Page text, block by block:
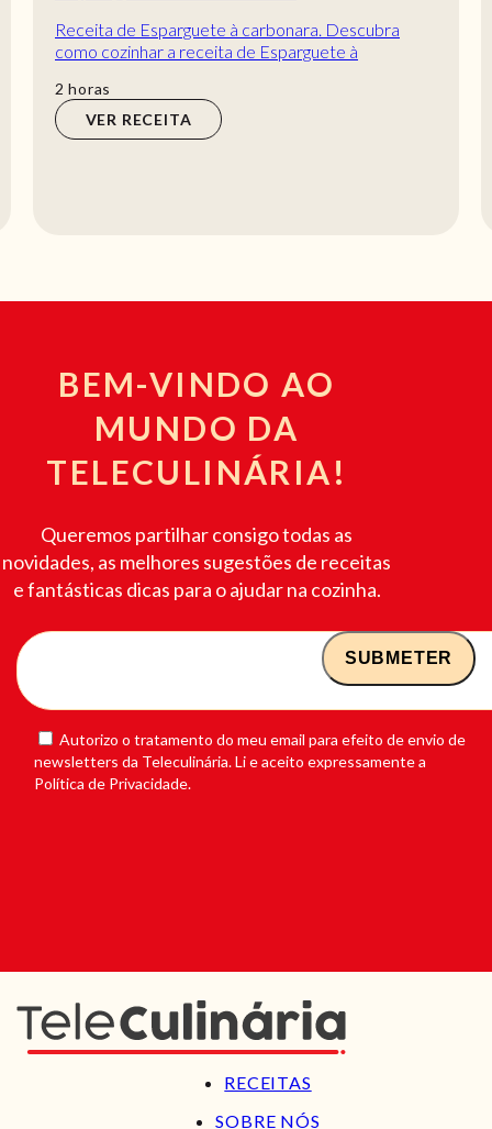
Receita de Esparguete à carbonara. Descubra
como cozinhar a receita de Esparguete à
Teleculin...
2 horas
horas
VER RECEITA
BEM-VINDO AO
MUNDO DA
TELECULINÁRIA!
Queremos partilhar consigo todas as
novidades, as melhores sugestões de receitas
e fantásticas dicas para o ajudar na cozinha.
Autorizo o tratamento do meu email para efeito de envio de
newsletters da Teleculinária. Li e aceito expressamente a
Política de Privacidade.
RECEITAS
SOBRE NÓS